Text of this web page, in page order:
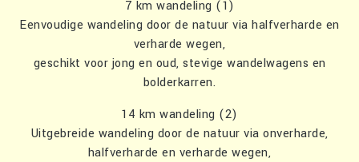
7 km wandeling (1)
Eenvoudige wandeling door de natuur via halfverharde en
verharde wegen,
geschikt voor jong en oud, stevige wandelwagens en
bolderkarren.
14 km wandeling (2)
Uitgebreide wandeling door de natuur via onverharde,
halfverharde en verharde wegen,